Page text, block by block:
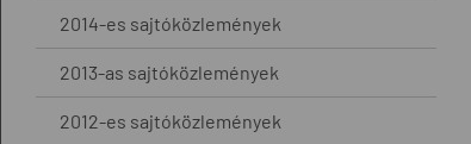
2014-es sajtóközlemények
2013-as sajtóközlemények
2012-es sajtóközlemények